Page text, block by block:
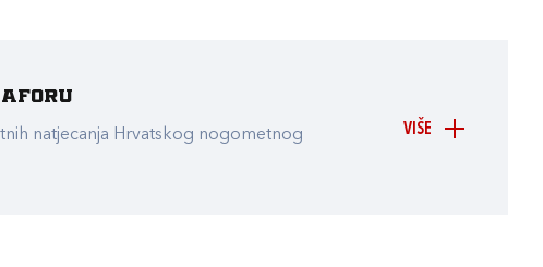
VIŠE
natjecanja Hrvatskog nogometnog